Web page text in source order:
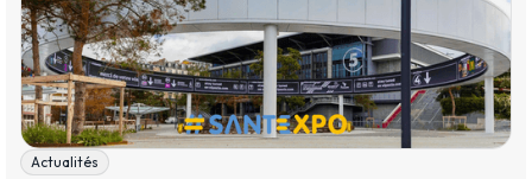
Actualités